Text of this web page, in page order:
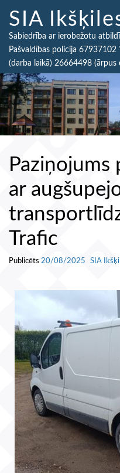
SIA
Sabiedrība ar ierobežotu
Pašvaldības policija
(darba laikā) 26664498 (ārpus
Paziņojums
ar
Trafic
Publicēts 20/08/2025 SIA